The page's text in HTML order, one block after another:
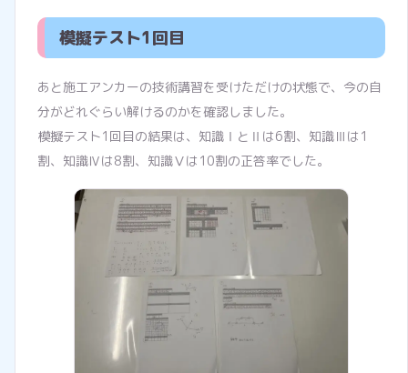
模擬テスト1回目
あと施工アンカーの技術講習を受けただけの状態で、今の自
分がどれぐらい解けるのかを確認しました。
模擬テスト1回目の結果は、知識ⅠとⅡは6割、知識Ⅲは1
割、知識Ⅳは8割、知識Ⅴは10割の正答率でした。